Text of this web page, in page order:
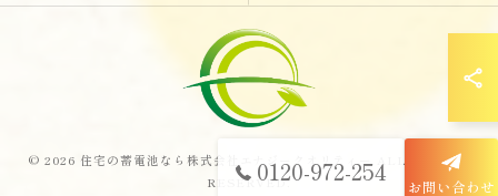
0120-972-254 お問い合わせ
© 2026 住宅の蓄電池なら株式会社エナジークオリティー ALL RIGHTS
RESERVED.